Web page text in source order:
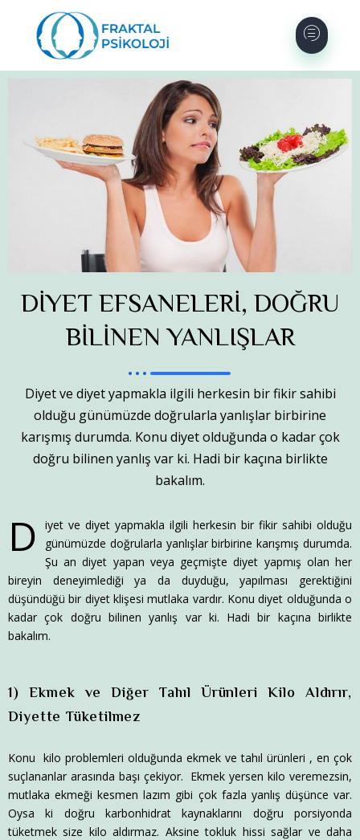
DİYET EFSANELERİ, DOĞRU
BİLİNEN YANLIŞLAR
Diyet ve diyet yapmakla ilgili herkesin bir fikir sahibi
olduğu günümüzde doğrularla yanlışlar birbirine
karışmış durumda. Konu diyet olduğunda o kadar çok
doğru bilinen yanlış var ki. Hadi bir kaçına birlikte
bakalım.
D
iyet ve diyet yapmakla ilgili herkesin bir fikir sahibi olduğu
günümüzde doğrularla yanlışlar birbirine karışmış durumda.
Şu an diyet yapan veya geçmişte diyet yapmış olan her
bireyin deneyimlediği ya da duyduğu, yapılması gerektiğini
düşündüğü bir diyet klişesi mutlaka vardır. Konu diyet olduğunda o
kadar çok doğru bilinen yanlış var ki. Hadi bir kaçına birlikte
bakalım.
1) Ekmek ve Diğer Tahıl Ürünleri Kilo Aldırır,
Diyette Tüketilmez
Konu kilo problemleri olduğunda ekmek ve tahıl ürünleri , en çok
suçlananlar arasında başı çekiyor. Ekmek yersen kilo veremezsin,
mutlaka ekmeği kesmen lazım gibi çok fazla yanlış düşünce var.
Oysa ki doğru karbonhidrat kaynaklarını doğru porsiyonda
tüketmek size kilo aldırmaz. Aksine tokluk hissi sağlar ve daha